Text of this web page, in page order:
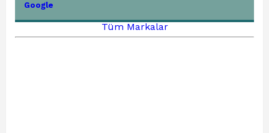
Google
Tüm Markalar